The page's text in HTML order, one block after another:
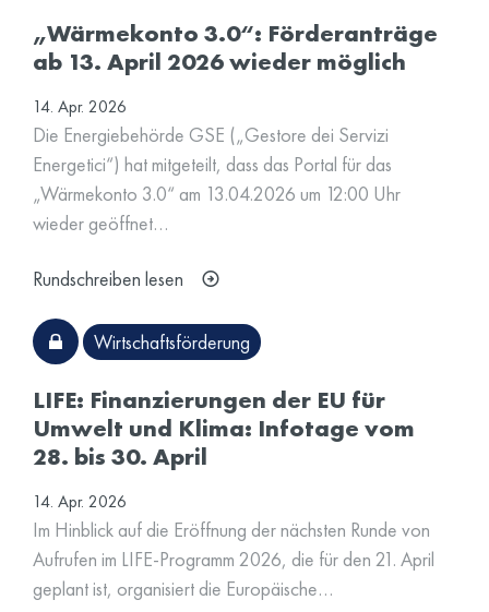
„Wärmekonto 3.0“: Förderanträge
ab 13. April 2026 wieder möglich
14. Apr. 2026
Die Energiebehörde GSE („Gestore dei Servizi
Energetici“) hat mitgeteilt, dass das Portal für das
„Wärmekonto 3.0“ am 13.04.2026 um 12:00 Uhr
wieder geöffnet…
Rundschreiben lesen
Wirtschaftsförderung
LIFE: Finanzierungen der EU für
Umwelt und Klima: Infotage vom
28. bis 30. April
14. Apr. 2026
Im Hinblick auf die Eröffnung der nächsten Runde von
Aufrufen im LIFE‑Programm 2026, die für den 21. April
geplant ist, organisiert die Europäische…